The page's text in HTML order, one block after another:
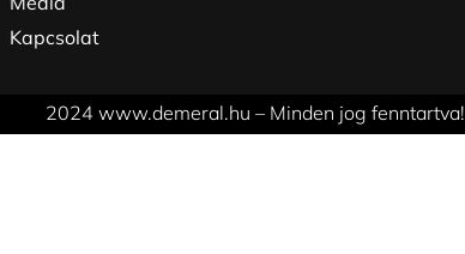
Kapcsolat
2024 www.demeral.hu – Minden jog fenntartva!